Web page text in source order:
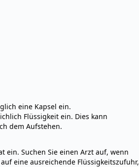
eine Kapsel ein.
Flüssigkeit ein. Dies kann
dem Aufstehen.
ein. Suchen Sie einen Arzt auf, wenn
eine ausreichende Flüssigkeitszufuhr,